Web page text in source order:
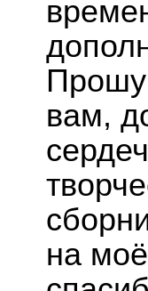
Прошу
вам,
на